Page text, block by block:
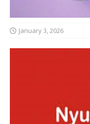
January 3, 2026